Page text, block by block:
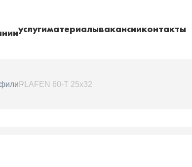
услугиматериалывакансииконтакты
PLAFEN 60-Т 25x32